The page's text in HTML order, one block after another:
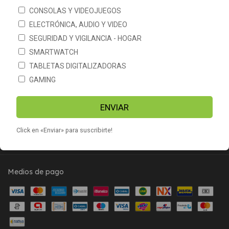
CATEGORÍAS
Medios de pago
CONSOLAS Y VIDEOJUEGOS
ELECTRÓNICA, AUDIO Y VIDEO
SEGURIDAD Y VIGILANCIA - HOGAR
SMARTWATCH
TABLETAS DIGITALIZADORAS
GAMING
ENVIAR
Click en «Enviar» para suscribirte!